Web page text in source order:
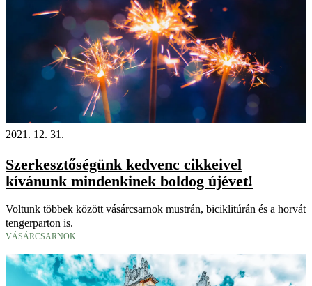
2021. 12. 31.
Szerkesztőségünk kedvenc cikkeivel
kívánunk mindenkinek boldog újévet!
Voltunk többek között vásárcsarnok mustrán, biciklitúrán és a horvát
tengerparton is.
VÁSÁRCSARNOK